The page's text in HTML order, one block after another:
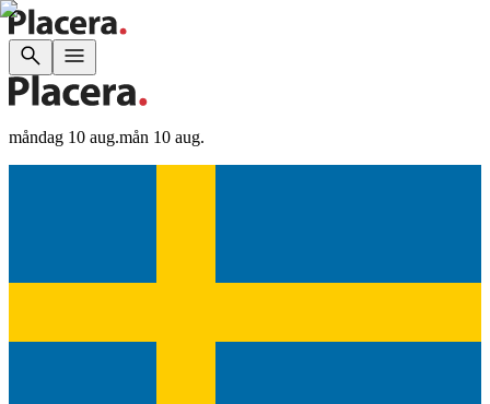
måndag 10 aug.mån 10 aug.